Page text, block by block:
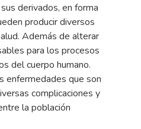
derivados, en forma
producir diversos
Además de alterar
para los procesos
del cuerpo humano.
enfermedades que son
complicaciones y
la población